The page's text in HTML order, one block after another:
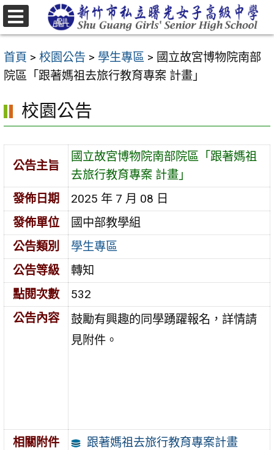
跳
至
要
內
區
首頁 > 校園公告 > 學生專區 > 國立故宮博物院南部
院區「跟著媽祖去旅行教育專案 計畫」
校園公告
公告主旨
國立故宮博物院南部院區「跟著媽祖
去旅行教育專案 計畫」
發佈日期
2025 年 7 月 08 日
發佈單位
國中部教學組
公告類別
學生專區
公告等級
轉知
點閱次數
532
公告內容
鼓勵有興趣的同學踴躍報名，詳情請
見附件。
相關附件 跟著媽祖去旅行教育專案計畫
選
單